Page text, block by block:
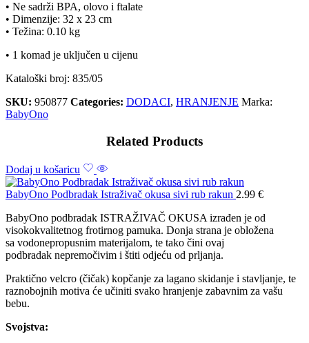
• Ne sadrži BPA, olovo i ftalate
• Dimenzije: 32 x 23 cm
• Težina: 0.10 kg
• 1 komad je uključen u cijenu
Kataloški broj: 835/05
SKU: 950877 Categories: DODACI, HRANJENJE Marka:
BabyOno
Related Products
Dodaj u košaricu
BabyOno Podbradak Istraživač okusa sivi rub rakun 2.99 €
BabyOno podbradak ISTRAŽIVAČ OKUSA izrađen je od
visokokvalitetnog frotirnog pamuka. Donja strana je obložena
sa vodonepropusnim materijalom, te tako čini ovaj
podbradak nepremočivim i štiti odjeću od prljanja.
Praktično velcro (čičak) kopčanje za lagano skidanje i stavljanje, te
raznobojnih motiva će učiniti svako hranjenje zabavnim za vašu
bebu.
Svojstva: